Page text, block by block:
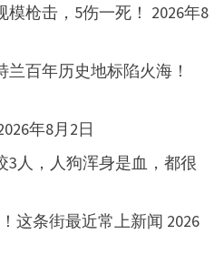
枪击，5伤一死！ 2026年8
百年历史地标陷火海！
年8月2日
3人，人狗浑身是血，都很
这条街最近常上新闻 2026